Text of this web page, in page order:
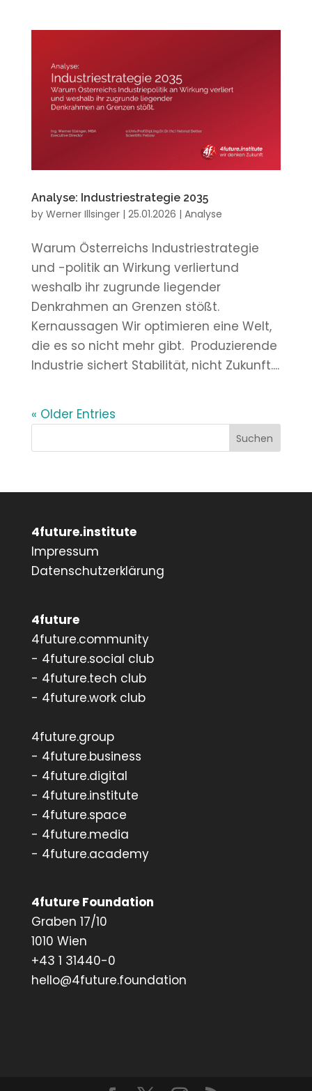
Analyse: Industriestrategie 2035
by Werner Illsinger| 25.01.2026 | Analyse
Warum Österreichs Industriestrategie
und -politik an Wirkung verliertund
weshalb ihr zugrunde liegender
Denkrahmen an Grenzen stößt.
Kernaussagen Wir optimieren eine Welt,
die es so nicht mehr gibt. Produzierende
Industrie sichert Stabilität, nicht Zukunft....
« Older Entries
Suchen
4future.institute
Impressum
Datenschutzerklärung
4future
4future.community
- 4future.social club
- 4future.tech club
- 4future.work club
4future.group
- 4future.business
- 4future.digital
- 4future.institute
- 4future.space
- 4future.media
- 4future.academy
4future Foundation
Graben 17/10
1010 Wien
+43 1 31440-0
hello@4future.foundation